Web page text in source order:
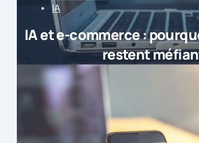
IA
IA et e-commerce :
restent